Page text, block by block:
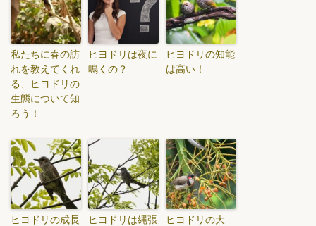
私たちに春の訪
れを教えてくれ
る、ヒヨドリの
生態について知
ろう！
ヒヨドリは夜に
鳴くの？
ヒヨドリの知能
は高い！
ヒヨドリの成長
ヒヨドリは縄張
ヒヨドリの大